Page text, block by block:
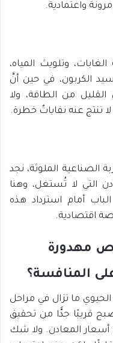
واعتمادية.
وتلويث المياه،
الكربون، في حين أنَّ
من الطاقة، ولا
تنتج عنه نفاياتٌ خطرة.
الصناعية الملوثة، نجد
التي لا تُستغل، وهنا
أمام استرداد هذه
اقتصادية.
المنافسة؟
ما تزال في مراحل
قريبًا جدًّا من تحقيق
أسعار المعادن. ولا شك